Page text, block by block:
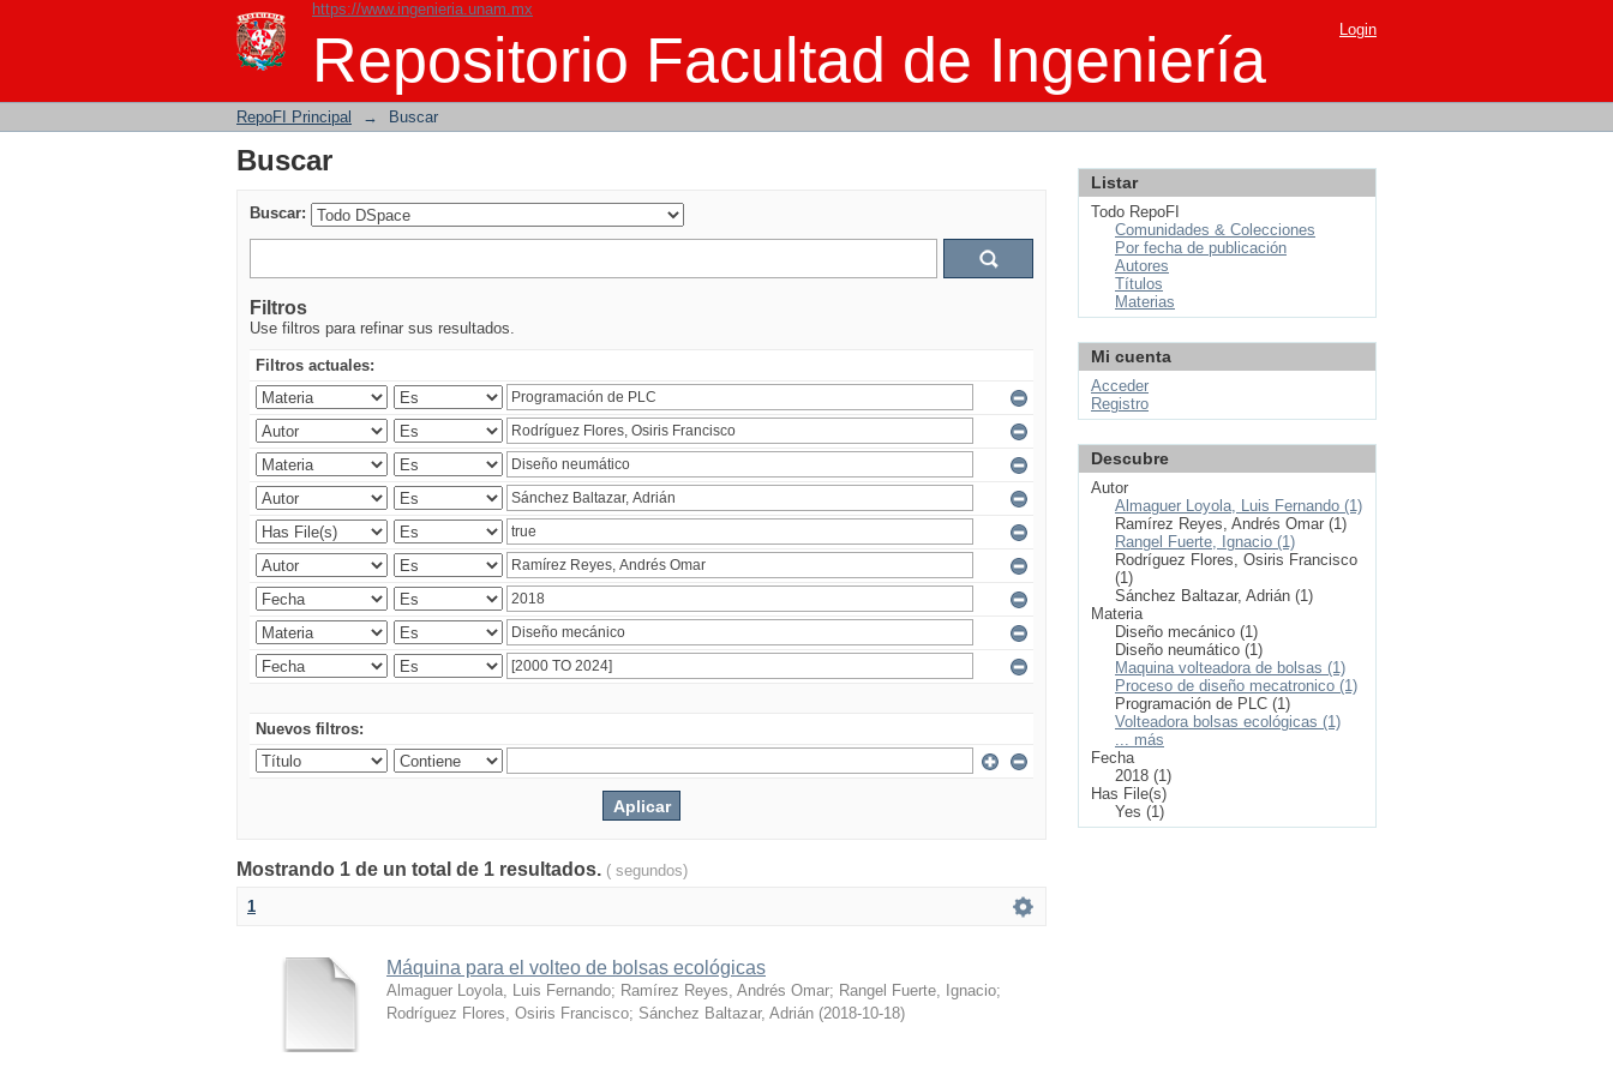
https://www.ingenieria.unam.mx
Repositorio Facultad de Ingeniería
Buscar Login
RepoFI Principal → Buscar
Buscar
Buscar:
Filtros
Use filtros para refinar sus resultados.
Filtros actuales:
Nuevos filtros:
Mostrando 1 de un total de 1 resultados. ( segundos)
1
Máquina para el volteo de bolsas ecológicas
Almaguer Loyola, Luis Fernando; Ramírez Reyes, Andrés Omar; Rangel Fuerte, Ignacio;
Rodríguez Flores, Osiris Francisco; Sánchez Baltazar, Adrián (2018-10-18)
Listar
Todo RepoFI
Comunidades & Colecciones
Por fecha de publicación
Autores
Títulos
Materias
Mi cuenta
Acceder
Registro
Descubre
Autor
Almaguer Loyola, Luis Fernando (1)
Ramírez Reyes, Andrés Omar (1)
Rangel Fuerte, Ignacio (1)
Rodríguez Flores, Osiris Francisco
(1)
Sánchez Baltazar, Adrián (1)
Materia
Diseño mecánico (1)
Diseño neumático (1)
Maquina volteadora de bolsas (1)
Proceso de diseño mecatronico (1)
Programación de PLC (1)
Volteadora bolsas ecológicas (1)
... más
Fecha
2018 (1)
Has File(s)
Yes (1)